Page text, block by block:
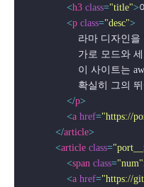
<h3 class="title">
<p class="desc">
라마 디
가로 모
이 사이
확실히
</p>
<a href="https://
</article>
<article class=
<span class="num"
<a href="https://